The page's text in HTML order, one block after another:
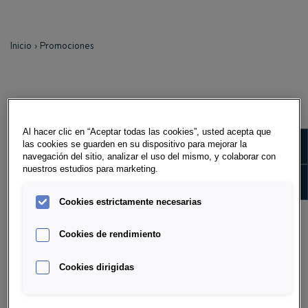
Inicio Promociones
FINANCIEROS JUNIO
2026
*Porsche Movilidad informa que los descuentos aquí
estar sujetos a modificaciones en cualquier momento.
que estos beneficios son definidos directamente por
Al hacer clic en “Aceptar todas las cookies”, usted acepta que
las cookies se guarden en su dispositivo para mejorar la
navegación del sitio, analizar el uso del mismo, y colaborar con
nuestros estudios para marketing.
Cookies estrictamente necesarias
Cookies de rendimiento
Cookies dirigidas